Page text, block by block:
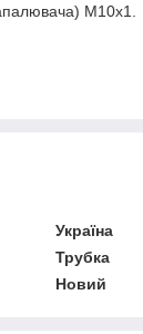
М10х1.
Україна
Трубка
Новий